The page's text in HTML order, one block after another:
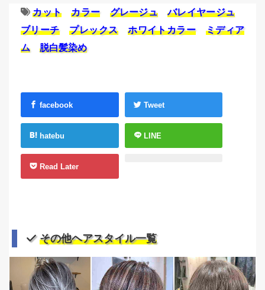
カット カラー グレージュ
バレイヤージュ
ブリーチ
プレックス ホワイトカラー
ミディア
ム
脱白髪染め
facebook Tweet
hatebu LINE
Read Later
その他ヘアスタイル一覧